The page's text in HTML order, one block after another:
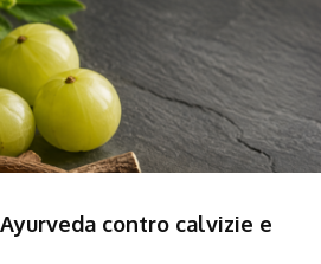
contro calvizie e